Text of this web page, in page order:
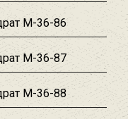
M-36-86
M-36-87
M-36-88